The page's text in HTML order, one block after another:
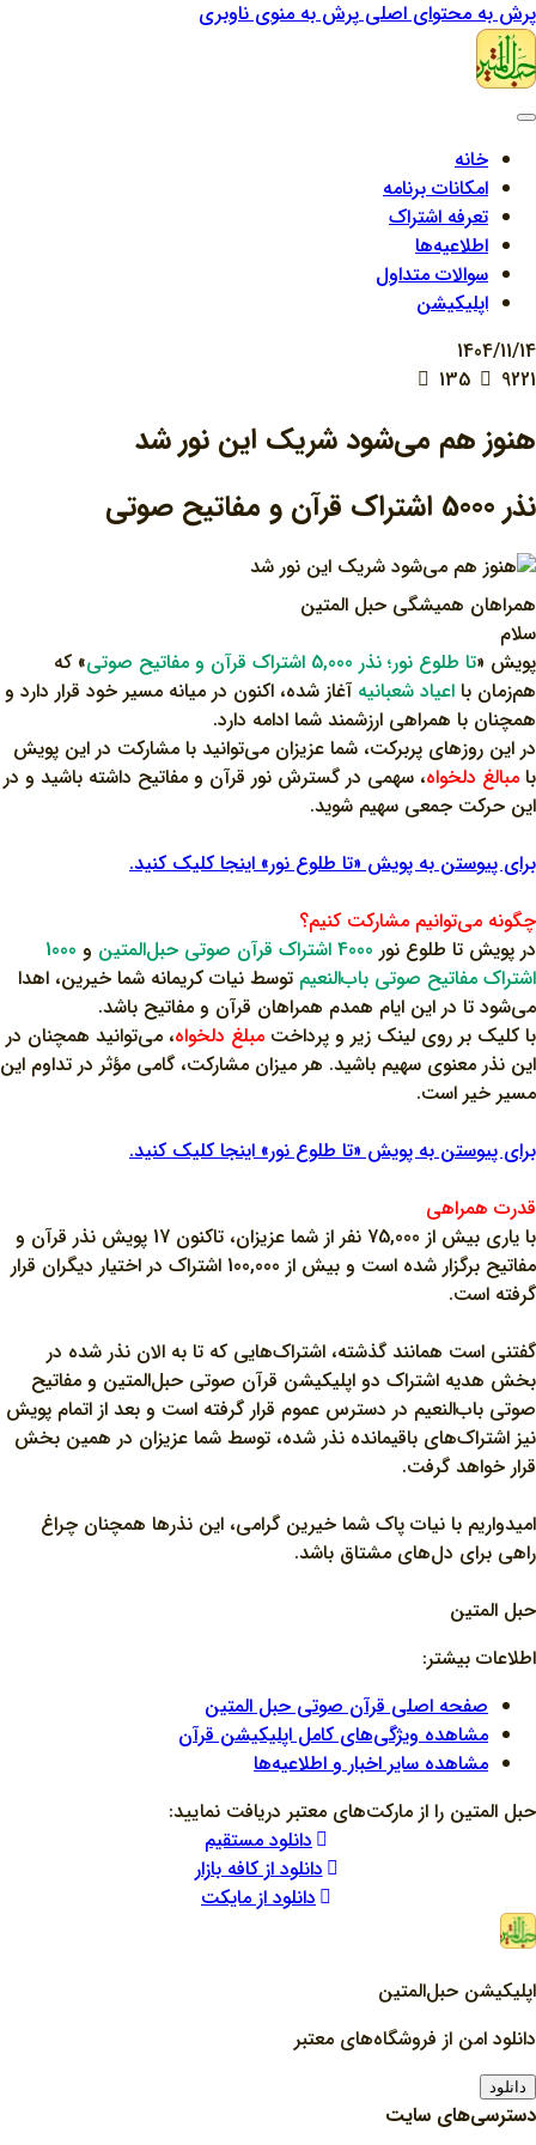
پرش به محتوای اصلیپرش به منوی ناوبری
خانه
امکانات برنامه
تعرفه اشتراک
اطلاعیه‌ها
سوالات متداول
اپلیکیشن
1404/11/14
9221
هنوز هم می‌شود شریک این نور شد
نذر 5000 اشتراک قرآن و مفاتیح صوتی
همراهان همیشگی حبل المتین
سلام
پویش «تا طلوع نور؛ نذر 5,000 اشتراک قرآن و مفاتیح صوتی
» که
هم‌زمان با اعیاد شعبانیه آغاز شده، اکنون در میانه مسیر خود قرار دارد و
همچنان با همراهی ارزشمند شما ادامه دارد.
در این روزهای پربرکت، شما عزیزان می‌توانید با مشارکت در این پویش
با مبالغ دلخواه، سهمی در گسترش نور قرآن و مفاتیح داشته باشید و در
این حرکت جمعی سهیم شوید.
برای پیوستن به پویش «تا طلوع نور» اینجا کلیک کنید.
چگونه می‌توانیم مشارکت کنیم؟
در پویش تا طلوع نور
و 1000
اشتراک مفاتیح صوتی باب‌النعیم توسط نیات کریمانه شما خیرین، اهدا
می‌شود تا در این ایام همدم همراهان قرآن و مفاتیح باشد.
با کلیک بر روی لینک زیر و پرداخت مبلغ دلخواه، می‌توانید همچنان در
این نذر معنوی سهیم باشید. هر میزان مشارکت، گامی مؤثر در تداوم این
مسیر خیر است.
برای پیوستن به پویش «تا طلوع نور» اینجا کلیک کنید.
قدرت همراهی
با یاری بیش از 75,000 نفر از شما عزیزان، تاکنون 17 پویش نذر قرآن و
مفاتیح برگزار شده است و بیش از 100,000 اشتراک در اختیار دیگران قرار
گرفته است.
گفتنی است همانند گذشته، اشتراک‌هایی که تا به الان نذر شده در
بخش هدیه اشتراک دو اپلیکیشن قرآن صوتی حبل‌المتین و مفاتیح
صوتی باب‌النعیم در دسترس عموم قرار گرفته است و بعد از اتمام پویش
نیز اشتراک‌های باقیمانده نذر شده، توسط شما عزیزان در همین بخش
قرار خواهد گرفت.
امیدواریم با نیات پاک شما خیرین گرامی، این نذرها همچنان چراغ
راهی برای دل‌های مشتاق باشد.
حبل المتین
اطلاعات بیشتر:
صفحه اصلی قرآن صوتی حبل المتین
مشاهده ویژگی‌های کامل اپلیکیشن قرآن
مشاهده سایر اخبار و اطلاعیه‌ها
حبل المتین را از مارکت‌های معتبر دریافت نمایید:
دانلود مستقیم
دانلود از کافه بازار
دانلود از مایکت
اپلیکیشن حبل‌المتین
دانلود امن از فروشگاه‌های معتبر
دانلود
دسترسی‌های سایت